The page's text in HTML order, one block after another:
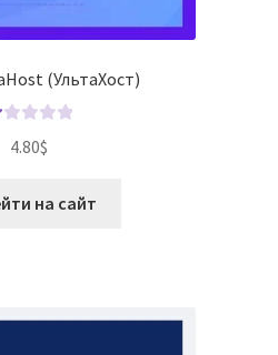
(УльтаХост)
4.80$
на сайт